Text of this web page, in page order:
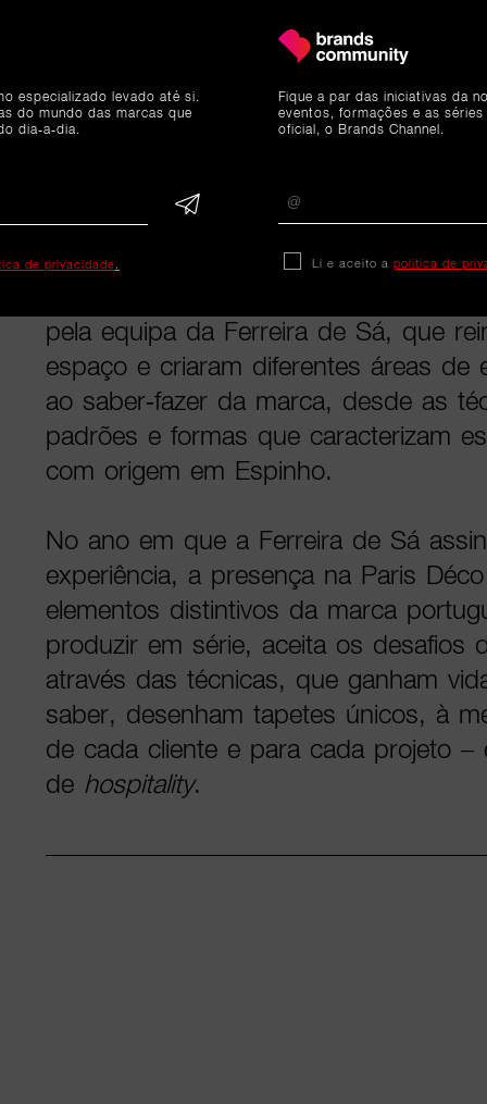
dos nossos clientes, da comunidade
que nos procuram pelo saber-fazer,
inovação e pela experiência autêntica
Marketing da Ferreira de Sá, citada
imprensa enviado às redações.
pela equipa da Ferreira de Sá, que
espaço e criaram diferentes áreas de
ao saber-fazer da marca, desde as
padrões e formas que caracterizam
com origem em Espinho.
No ano em que a Ferreira de Sá
experiência, a presença na Paris
elementos distintivos da marca
produzir em série, aceita os desafios
através das técnicas, que ganham
saber, desenham tapetes únicos, à
de cada cliente e para cada projeto –
de hospitality.
especializado levado até si.
do mundo das marcas que
dia-a-dia.
de privacidade.
Fique a par das iniciativas da
eventos, formações e as
oficial, o Brands Channel.
Li e aceito a política de